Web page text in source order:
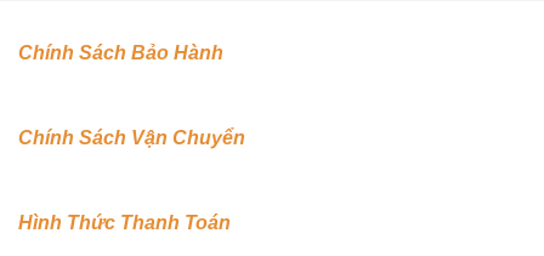
Chính Sách Bảo Hành
Chính Sách Vận Chuyển
Hình Thức Thanh Toán